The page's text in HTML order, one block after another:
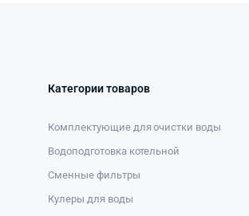
Категории товаров
Комплектующие для очистки воды
Водоподготовка котельной
Сменные фильтры
Кулеры для воды